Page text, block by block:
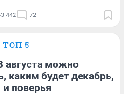
442 72
ТОП 5
августа можно
каким будет декабрь,
поверья